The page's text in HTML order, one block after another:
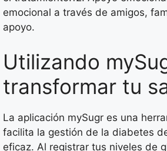
emocional a través de amigos,
apoyo.
Utilizando
transformar tu
La aplicación mySugr es una
facilita la gestión de la diabetes
eficaz. Al registrar tus niveles de